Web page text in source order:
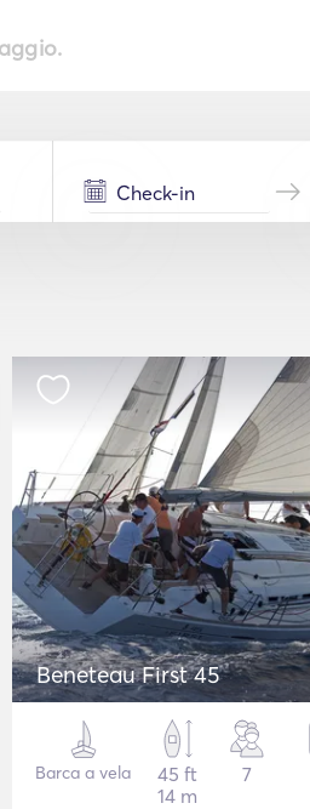
Beneteau First 45
Barca a vela
45 ft
14 m
7